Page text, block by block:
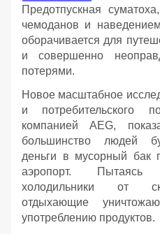
Предотпускная
чемоданов и
оборачивается для
и совершенно
потерями.
Новое масштабное
и потребительского
компанией AEG,
большинство людей
деньги в мусорный бак
аэропорт. Пытаясь
холодильники от
отдыхающие
употреблению продуктов.